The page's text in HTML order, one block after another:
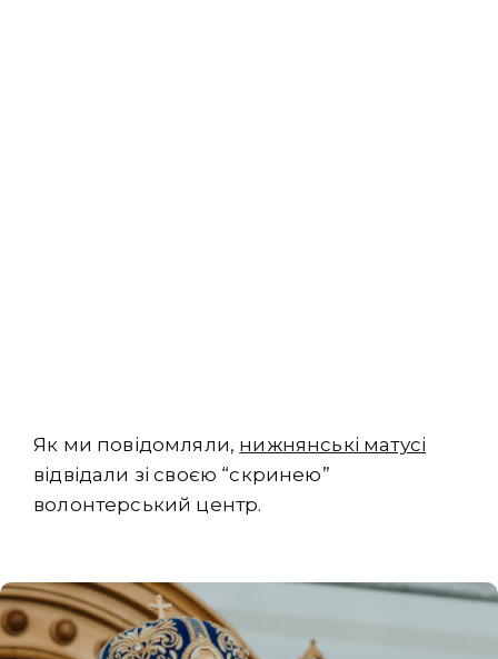
Як ми повідомляли, нижнянські матусі
відвідали зі своєю “скринею”
волонтерський центр.